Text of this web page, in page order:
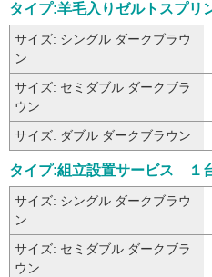
タイプ:羊毛入りゼルトスプリ
サイズ: シングル ダークブラウ
ン
サイズ: セミダブル ダークブラ
ウン
サイズ: ダブル ダークブラウン
タイプ:組立設置サービス １
サイズ: シングル ダークブラウ
ン
サイズ: セミダブル ダークブラ
ウン